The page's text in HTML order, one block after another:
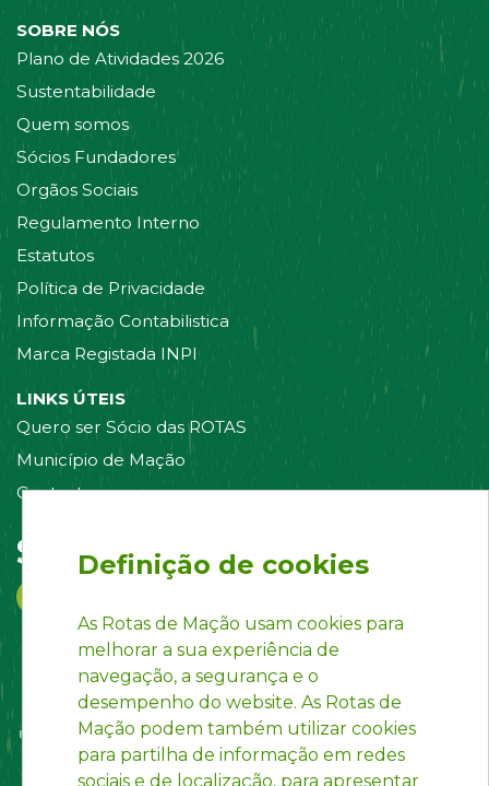
SOBRE NÓS
Plano de Atividades 2026
Sustentabilidade
Quem somos
Sócios Fundadores
Orgãos Sociais
Regulamento Interno
Estatutos
Política de Privacidade
Informação Contabilistica
Marca Registada INPI
LINKS ÚTEIS
Quero ser Sócio das ROTAS
Município de Mação
Contacte-nos
Siga-nos em:
Definição de cookies
As Rotas de Mação usam cookies para
melhorar a sua experiência de
navegação, a segurança e o
desempenho do website. As Rotas de
Mação podem também utilizar cookies
para partilha de informação em redes
sociais e de localização, para apresentar